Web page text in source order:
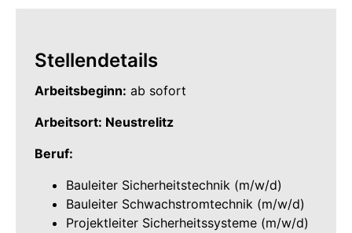
Stellendetails
Arbeitsbeginn: ab sofort
Arbeitsort: Neustrelitz
Beruf:
Bauleiter Sicherheitstechnik (m/w/d)
Bauleiter Schwachstromtechnik (m/w/d)
Projektleiter Sicherheitssysteme (m/w/d)